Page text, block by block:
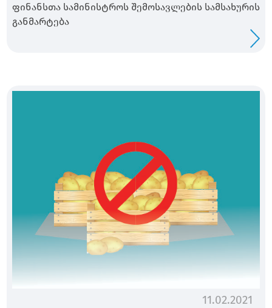
ფინანსთა სამინისტროს შემოსავლების სამსახურის
განმარტება
11.02.2021